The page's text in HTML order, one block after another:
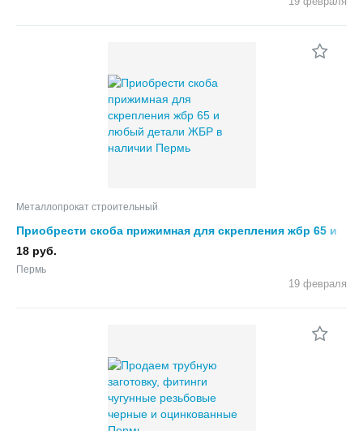
Металлопрокат строительный
Приобрести скоба прижимная для скрепления жбр 65 и
любый детали ЖБР в наличии
18 руб.
Пермь
19 февраля